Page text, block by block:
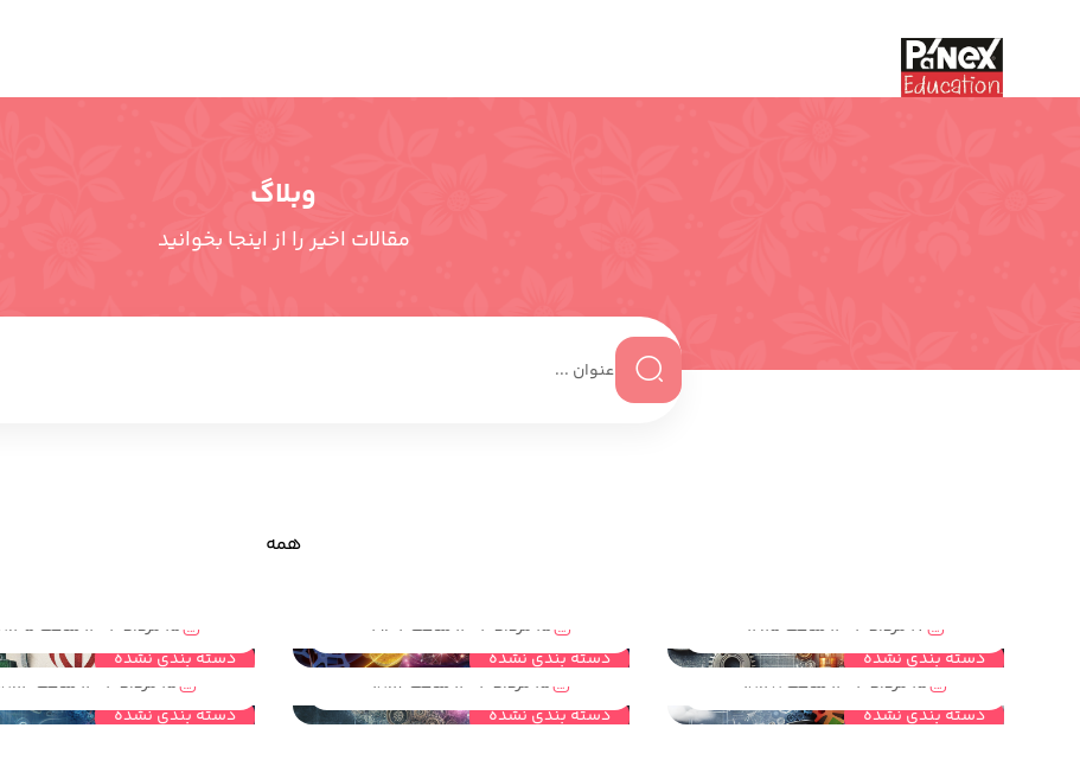
وبلاگ
مقالات اخیر را از اینجا بخوانید
همه
دسته بندی نشده
17 مرداد 1404 ساعت 12:15
دسته بندی نشده
15 مرداد 1404 ساعت 19:02
دسته بندی نشده
15 مرداد 1404 ساعت 18:45
دسته بندی نشده
مهندسی خلاقیت چه ارتباطی با نوآوری دارد؟
15 مرداد 1404 ساعت 18:28
دسته بندی نشده
مهندسی خلاقیت چه ارتباطی با هوش مصنوعی دارد؟
15 مرداد 1404 ساعت 18:16
دسته بندی نشده
مهندسی خلاقیت چیست؟
15 مرداد 1404 ساعت 18:14